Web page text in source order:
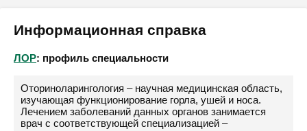
Информационная справка
ЛОР: профиль специальности
Оториноларингология – научная медицинская область,
изучающая функционирование горла, ушей и носа.
Лечением заболеваний данных органов занимается
врач с соответствующей специализацией –